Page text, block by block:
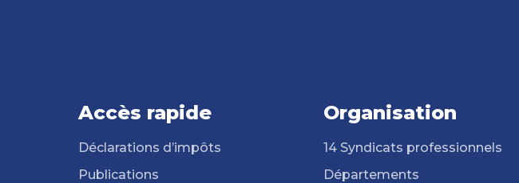
Accès rapide
Déclarations d’impôts
Publications
Organisation
14 Syndicats professionnels
Départements